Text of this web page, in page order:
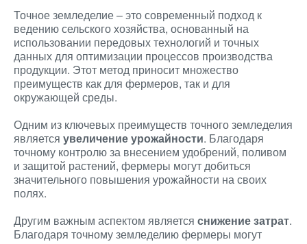
Точное земледелие – это современный подход к
ведению сельского хозяйства, основанный на
использовании передовых технологий и точных
данных для оптимизации процессов производства
продукции. Этот метод приносит множество
преимуществ как для фермеров, так и для
окружающей среды.
Одним из ключевых преимуществ точного земледелия
является увеличение урожайности. Благодаря
точному контролю за внесением удобрений, поливом
и защитой растений, фермеры могут добиться
значительного повышения урожайности на своих
полях.
Другим важным аспектом является снижение затрат.
Благодаря точному земледелию фермеры могут